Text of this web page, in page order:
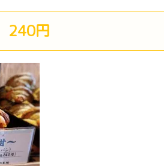
240円